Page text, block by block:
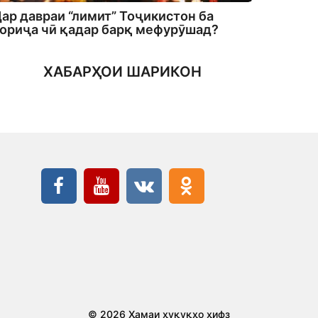
давраи “лимит” Тоҷикистон ба
чӣ қадар барқ мефурӯшад?
ХАБАРҲОИ ШАРИКОН
© 2026 Ҳамаи ҳуқуқҳо ҳифз